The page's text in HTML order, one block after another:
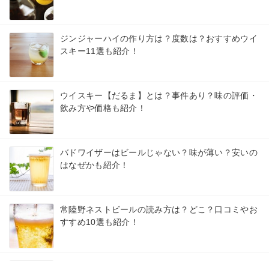
ジンジャーハイの作り方は？度数は？おすすめウイ
スキー11選も紹介！
ウイスキー【だるま】とは？事件あり？味の評価・
飲み方や価格も紹介！
バドワイザーはビールじゃない？味が薄い？安いの
はなぜかも紹介！
常陸野ネストビールの読み方は？どこ？口コミやお
すすめ10選も紹介！